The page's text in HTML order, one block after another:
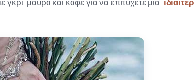
μαύρο και καφέ για να επιτύχετε μια